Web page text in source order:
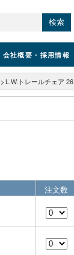
検索
会社概要 ・採用情報
> L.W.トレールチェア 26
注文数